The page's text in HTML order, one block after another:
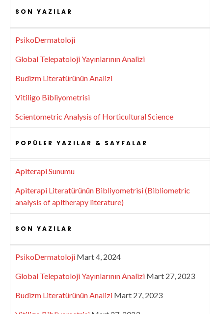
SON YAZILAR
PsikoDermatoloji
Global Telepatoloji Yayınlarının Analizi
Budizm Literatürünün Analizi
Vitiligo Bibliyometrisi
Scientometric Analysis of Horticultural Science
POPÜLER YAZILAR & SAYFALAR
Apiterapi Sunumu
Apiterapi Literatürünün Bibliyometrisi (Bibliometric
analysis of apitherapy literature)
SON YAZILAR
PsikoDermatoloji Mart 4, 2024
Global Telepatoloji Yayınlarının Analizi Mart 27, 2023
Budizm Literatürünün Analizi Mart 27, 2023